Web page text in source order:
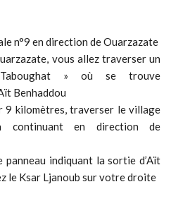
n°9 en direction de Ouarzazate
vous allez traverser un
» où se trouve
Benhaddou
9 kilomètres, traverser le village
continuant en direction de
panneau indiquant la sortie d’Aït
le Ksar Ljanoub sur votre droite